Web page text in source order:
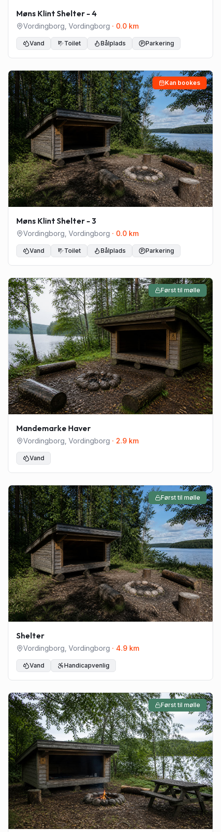
Møns Klint Shelter - 4
Vordingborg Vordingborg · 0.0 km
Vand Toilet Bålplads Parkering
Kan bookes
Møns Klint Shelter - 3
Vordingborg Vordingborg · 0.0 km
Vand Toilet Bålplads Parkering
Først til mølle
Mandemarke Haver
Vordingborg Vordingborg · 2.9 km
Vand
Først til mølle
Shelter
Vordingborg Vordingborg · 4.9 km
Vand Handicapvenlig
Først til mølle